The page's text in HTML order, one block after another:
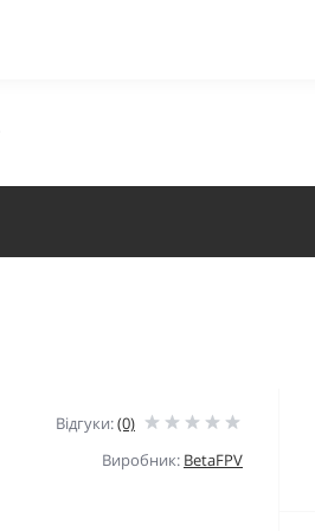
Відгуки:(0)
Виробник: BetaFPV